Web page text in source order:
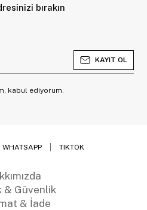
bırakın
KAYIT OL
kabul ediyorum.
WHATSAPP TIKTOK
& Güvenlik
& İade